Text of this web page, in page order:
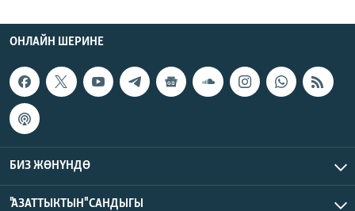
ОНЛАЙН ШЕРИНЕ
БИЗ ЖӨНҮНДӨ
"АЗАТТЫКТЫН" САНДЫГЫ